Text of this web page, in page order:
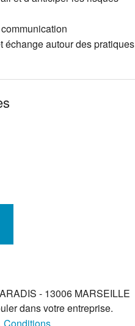
échange autour des pratiques
- 13006 MARSEILLE
dans votre entreprise.